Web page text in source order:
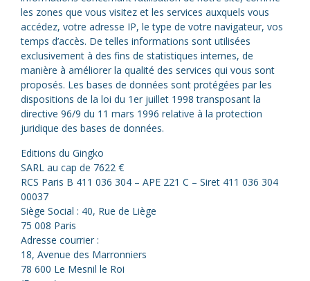
les zones que vous visitez et les services auxquels vous
accédez, votre adresse IP, le type de votre navigateur, vos
temps d’accès. De telles informations sont utilisées
exclusivement à des fins de statistiques internes, de
manière à améliorer la qualité des services qui vous sont
proposés. Les bases de données sont protégées par les
dispositions de la loi du 1er juillet 1998 transposant la
directive 96/9 du 11 mars 1996 relative à la protection
juridique des bases de données.
Editions du Gingko
SARL au cap de 7622 €
RCS Paris B 411 036 304 – APE 221 C – Siret 411 036 304
00037
Siège Social : 40, Rue de Liège
75 008 Paris
Adresse courrier :
18, Avenue des Marronniers
78 600 Le Mesnil le Roi